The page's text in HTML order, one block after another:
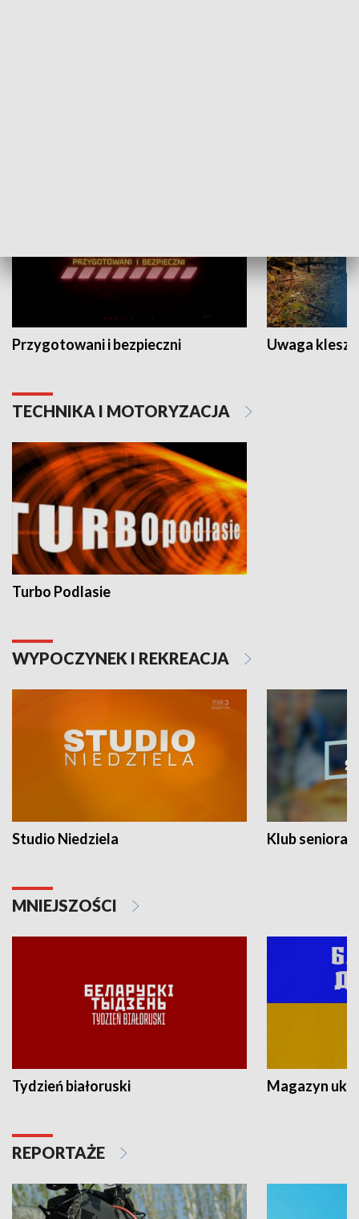
Przygotowani i bezpieczni Uwaga
TECHNIKA I MOTORYZACJA
Turbo Podlasie
WYPOCZYNEK I REKREACJA
Studio Niedziela Klub seniora
MNIEJSZOŚCI
Tydzień białoruski Magazyn
REPORTAŻE